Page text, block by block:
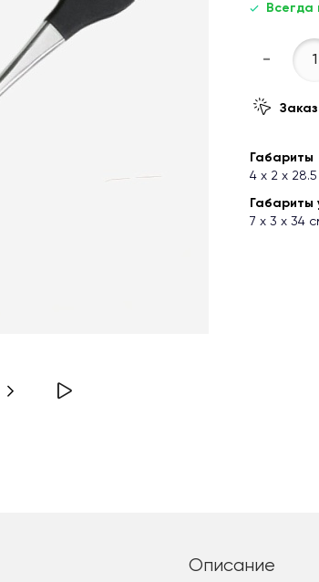
Всегда
-
Габариты
4 х 2 х
Габариты
7 х 3 х 34
Описание